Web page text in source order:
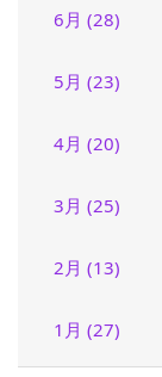
6月 (28)
5月 (23)
4月 (20)
3月 (25)
2月 (13)
1月 (27)